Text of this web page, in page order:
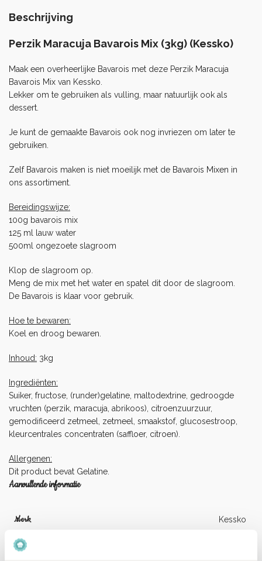
Beschrijving
Perzik Maracuja Bavarois Mix (3kg) (Kessko)
Maak een overheerlijke Bavarois met deze Perzik Maracuja
Bavarois Mix van Kessko.
Lekker om te gebruiken als vulling, maar natuurlijk ook als
dessert.
Je kunt de gemaakte Bavarois ook nog invriezen om later te
gebruiken.
Zelf Bavarois maken is niet moeilijk met de Bavarois Mixen in
ons assortiment.
Bereidingswijze:
100g bavarois mix
125 ml lauw water
500ml ongezoete slagroom
Klop de slagroom op.
Meng de mix met het water en spatel dit door de slagroom.
De Bavarois is klaar voor gebruik.
Hoe te bewaren:
Koel en droog bewaren.
Inhoud: 3kg
Ingrediënten:
Suiker, fructose, (runder)gelatine, maltodextrine, gedroogde
vruchten (perzik, maracuja, abrikoos), citroenzuurzuur,
gemodificeerd zetmeel, zetmeel, smaakstof, glucosestroop,
kleurcentrales concentraten (saffloer, citroen).
Allergenen:
Dit product bevat Gelatine.
Aanvullende informatie
Merk Kessko
Inhoud